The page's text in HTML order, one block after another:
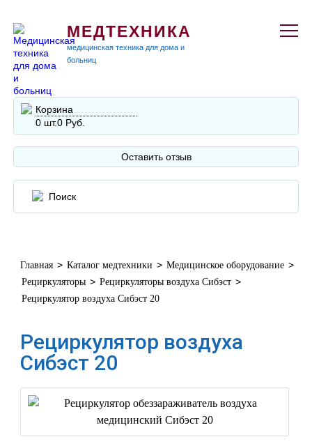
МЕДТЕХНИКА
медицинская техника для дома и
больниц
Корзина
0 шт.0 Руб.
Оставить отзыв
Главная > Каталог медтехники > Медицинское оборудование >
Рециркуляторы > Рециркуляторы воздуха Сибэст >
Рециркулятор воздуха Сибэст 20
Рециркулятор воздуха
Сибэст 20